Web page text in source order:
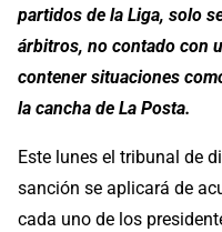
partidos de la Liga, solo
árbitros, no contado con
contener situaciones
la cancha de La Posta.
Este lunes el tribunal de
sanción se aplicará de
cada uno de los